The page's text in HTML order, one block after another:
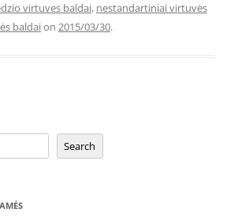
virtuves baldai, nestandartiniai virtuvės
baldaion 2015/03/30.
Search